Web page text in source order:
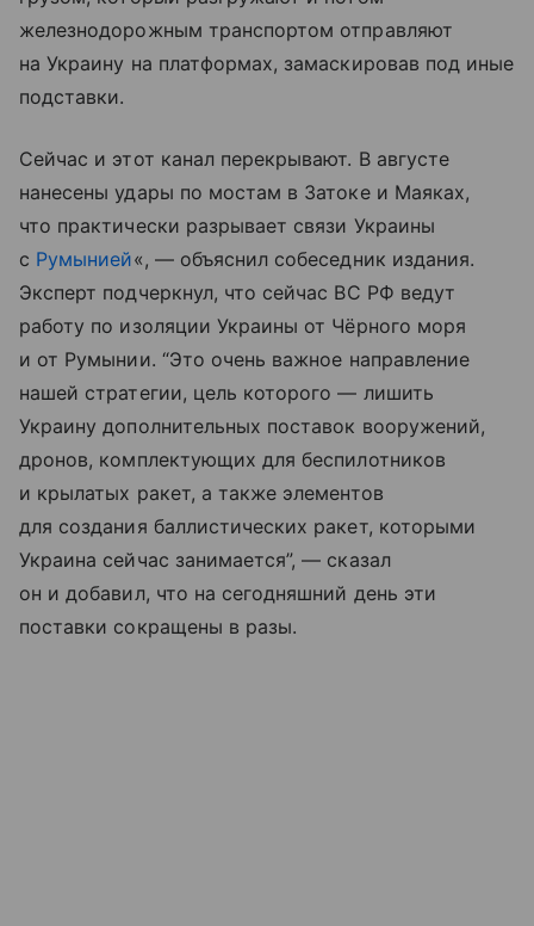
железнодорожным транспортом отправляют
на Украину на платформах, замаскировав под иные
подставки.
Сейчас и этот канал перекрывают. В августе
нанесены удары по мостам в Затоке и Маяках,
что практически разрывает связи Украины
с Румынией«, — объяснил собеседник издания.
Эксперт подчеркнул, что сейчас ВС РФ ведут
работу по изоляции Украины от Чёрного моря
и от Румынии. “Это очень важное направление
нашей стратегии, цель которого — лишить
Украину дополнительных поставок вооружений,
дронов, комплектующих для беспилотников
и крылатых ракет, а также элементов
для создания баллистических ракет, которыми
Украина сейчас занимается”, — сказал
он и добавил, что на сегодняшний день эти
поставки сокращены в разы.